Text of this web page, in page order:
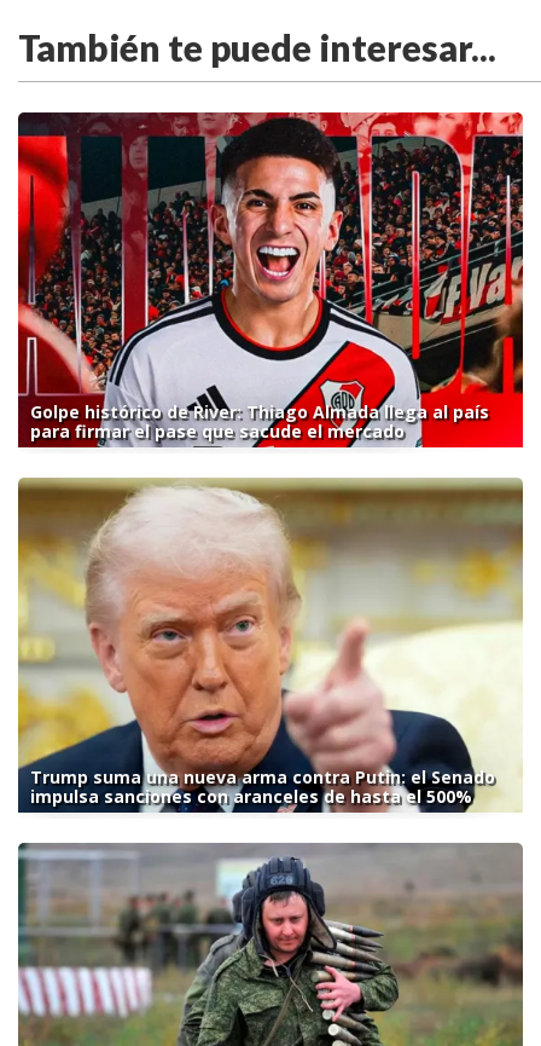
También te puede interesar...
Golpe histórico de River: Thiago Almada llega al país
para firmar el pase que sacude el mercado
Trump suma una nueva arma contra Putin: el Senado
impulsa sanciones con aranceles de hasta el 500%